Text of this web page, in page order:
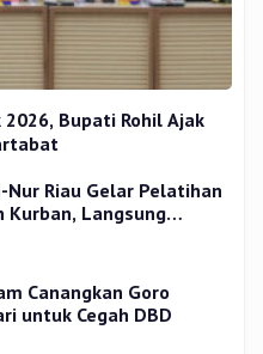
Bupati Rohil Ajak
Nur Riau Gelar Pelatihan
Kurban, Langsung
Canangkan Goro
untuk Cegah DBD